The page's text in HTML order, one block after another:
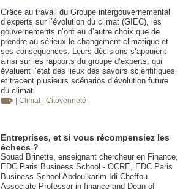
Grâce au travail du Groupe intergouvernemental
d’experts sur l’évolution du climat (GIEC), les
gouvernements n’ont eu d’autre choix que de
prendre au sérieux le changement climatique et
ses conséquences. Leurs décisions s’appuient
ainsi sur les rapports du groupe d’experts, qui
évaluent l’état des lieux des savoirs scientifiques
et tracent plusieurs scénarios d’évolution future
du climat.
| Climat | Citoyenneté
Entreprises, et si vous récompensiez les
échecs ?
Souad Brinette, enseignant chercheur en Finance,
EDC Paris Business School - OCRE, EDC Paris
Business School Abdoulkarim Idi Cheffou
Associate Professor in finance and Dean of